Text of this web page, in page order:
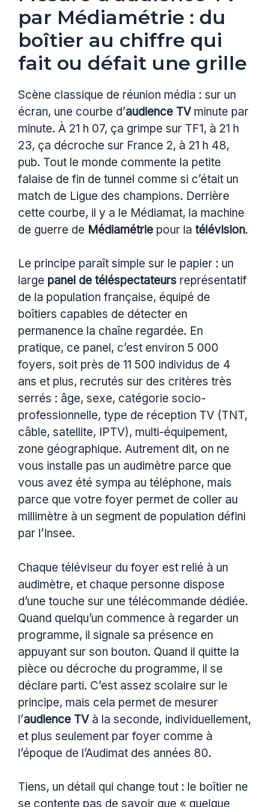
par Médiamétrie : du
boîtier au chiffre qui
fait ou défait une grille
Scène classique de réunion média : sur un
écran, une courbe d’audience TVminute par
minute. À 21 h 07, ça grimpe sur TF1, à 21 h
23, ça décroche sur France 2, à 21 h 48,
pub. Tout le monde commente la petite
falaise de fin de tunnel comme si c’était un
match de Ligue des champions. Derrière
cette courbe, il y a le Médiamat, la machine
de guerre de Médiamétrie pour la télévision.
Le principe paraît simple sur le papier : un
large panel de téléspectateurs représentatif
de la population française, équipé de
boîtiers capables de détecter en
permanence la chaîne regardée. En
pratique, ce panel, c’est environ 5 000
foyers, soit près de 11 500 individus de 4
ans et plus, recrutés sur des critères très
serrés : âge, sexe, catégorie socio-
professionnelle, type de réception TV (TNT,
câble, satellite, IPTV), multi-équipement,
zone géographique. Autrement dit, on ne
vous installe pas un audimètre parce que
vous avez été sympa au téléphone, mais
parce que votre foyer permet de coller au
millimètre à un segment de population défini
par l’Insee.
Chaque téléviseur du foyer est relié à un
audimètre, et chaque personne dispose
d’une touche sur une télécommande dédiée.
Quand quelqu’un commence à regarder un
programme, il signale sa présence en
appuyant sur son bouton. Quand il quitte la
pièce ou décroche du programme, il se
déclare parti. C’est assez scolaire sur le
principe, mais cela permet de mesurer
l’audience TVà la seconde, individuellement,
et plus seulement par foyer comme à
l’époque de l’Audimat des années 80.
Tiens, un détail qui change tout : le boîtier ne
se contente pas de savoir que « quelque